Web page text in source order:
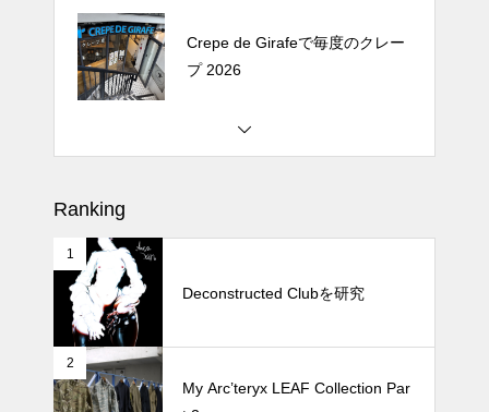
Crepe de Girafeで毎度のクレー
プ 2026
oyamaでメンテナンス 2026
Ranking
1
Deconstructed Clubを研究
2
My Arc’teryx LEAF Collection Par